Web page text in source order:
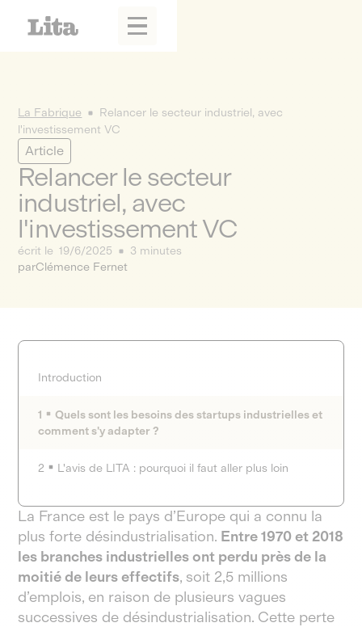
La Fabrique
Relancer le secteur industriel, avec
l'investissement VC
Article
Relancer le secteur
industriel, avec
l'investissement VC
écrit le 19/6/2025
3 minutes
parClémence Fernet
Introduction
1
Quels sont les besoins des startups industrielles et
comment s'y adapter ?
2 L'avis de LITA : pourquoi il faut aller plus loin
La France est le pays d’Europe qui a connu la
plus forte désindustrialisation. Entre 1970 et 2018
les branches industrielles ont perdu près de la
moitié de leurs effectifs, soit 2,5 millions
d’emplois, en raison de plusieurs vagues
successives de désindustrialisation. Cette perte